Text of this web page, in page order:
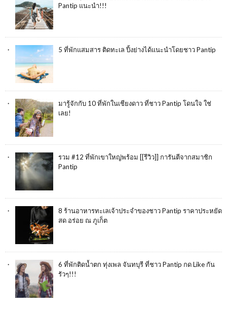
Pantip แนะนำ!!!
5 ที่พักแสมสาร ติดทะเล ปิ้งย่างได้แนะนำโดยชาว Pantip
มารู้จักกับ 10 ที่พักในเชียงดาว ที่ชาว Pantip โดนใจ ใช่
เลย!
รวม #12 ที่พักเขาใหญ่พร้อม [[รีวิว]] การันตีจากสมาชิก
Pantip
8 ร้านอาหารทะเลเจ้าประจำของชาว Pantip ราคาประหยัด
สด อร่อย ณ ภูเก็ต
6 ที่พักติดน้ำตก ทุ่งเพล จันทบุรี ที่ชาว Pantip กด Like กัน
รัวๆ!!!